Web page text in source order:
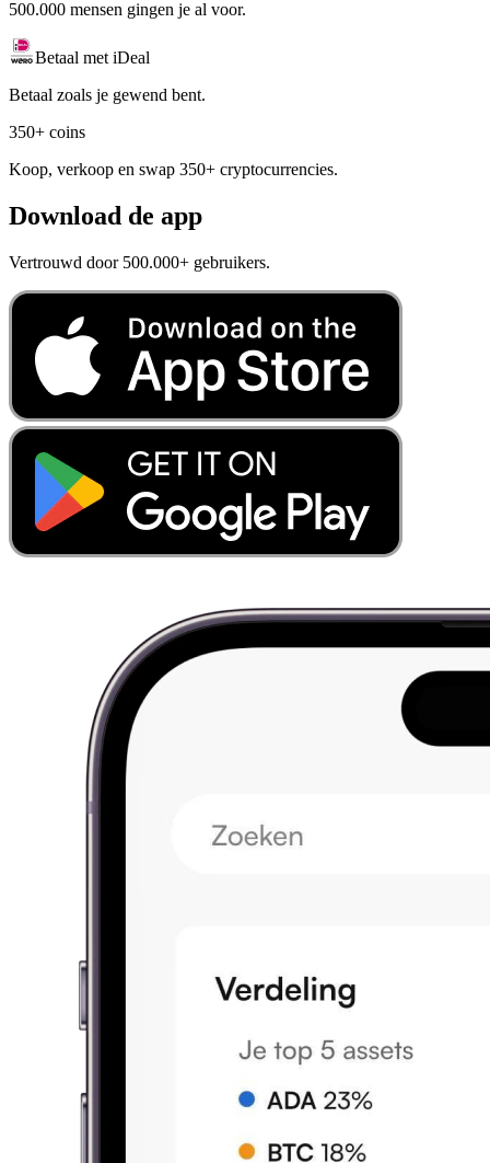
500.000 mensen gingen je al voor.
Betaal met iDeal
Betaal zoals je gewend bent.
350+ coins
Koop, verkoop en swap 350+ cryptocurrencies.
Download de app
Vertrouwd door 500.000+ gebruikers.